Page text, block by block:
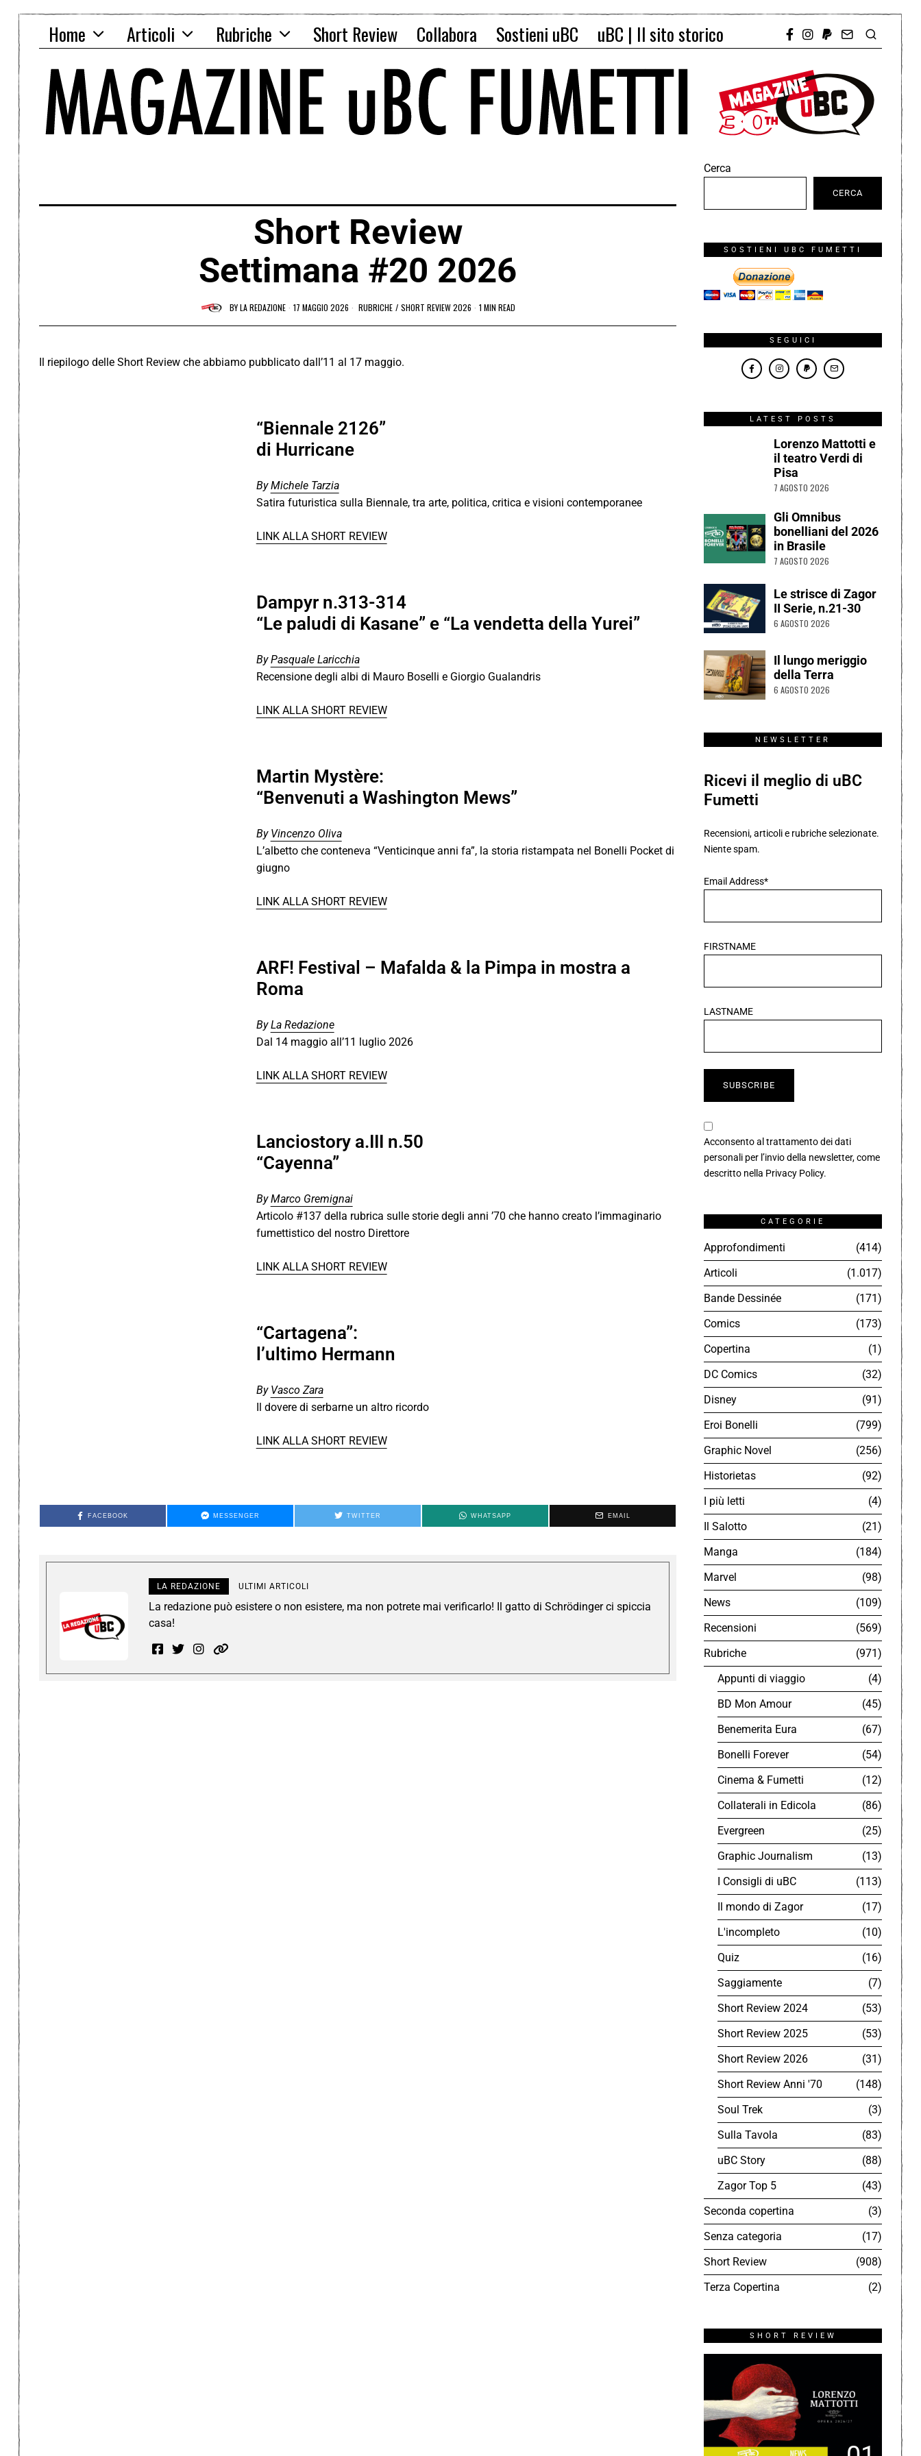
Home Articoli Rubriche Short Review Collabora Sostieni uBC uBC | Il sito storico
Short Review
Settimana #20 2026
BYLA REDAZIONE 17 MAGGIO 2026 RUBRICHE / SHORT REVIEW 2026 1 MIN READ
Il riepilogo delle Short Review che abbiamo pubblicato dall’11 al 17 maggio.
“Biennale 2126”
di Hurricane
ByMichele Tarzia
Satira futuristica sulla Biennale, tra arte, politica, critica e visioni contemporanee
LINK ALLA SHORT REVIEW
Dampyr n.313-314
“Le paludi di Kasane” e “La vendetta della Yurei”
ByPasquale Laricchia
Recensione degli albi di Mauro Boselli e Giorgio Gualandris
LINK ALLA SHORT REVIEW
Martin Mystère:
“Benvenuti a Washington Mews”
By Vincenzo Oliva
L’albetto che conteneva “Venticinque anni fa”, la storia ristampata nel Bonelli Pocket di
giugno
LINK ALLA SHORT REVIEW
ARF! Festival – Mafalda & la Pimpa in mostra a
Roma
ByLa Redazione
Dal 14 maggio all’11 luglio 2026
LINK ALLA SHORT REVIEW
Lanciostory a.III n.50
“Cayenna”
ByMarco Gremignai
Articolo #137 della rubrica sulle storie degli anni ’70 che hanno creato l’immaginario
fumettistico del nostro Direttore
LINK ALLA SHORT REVIEW
“Cartagena”:
l’ultimo Hermann
By Vasco Zara
Il dovere di serbarne un altro ricordo
LINK ALLA SHORT REVIEW
FACEBOOK MESSENGER TWITTER WHATSAPP EMAIL
LA REDAZIONE ULTIMI ARTICOLI
La redazione può esistere o non esistere, ma non potrete mai verificarlo! Il gatto di Schrödinger ci spiccia
casa!
Cerca
CERCA
SOSTIENI UBC FUMETTI
SEGUICI
LATEST POSTS
Lorenzo Mattotti e
il teatro Verdi di
Pisa
7 AGOSTO 2026
Gli Omnibus
bonelliani del 2026
in Brasile
7 AGOSTO 2026
Le strisce di Zagor
II Serie, n.21-30
6 AGOSTO 2026
Il lungo meriggio
della Terra
6 AGOSTO 2026
NEWSLETTER
Ricevi il meglio di uBC
Fumetti
Recensioni, articoli e rubriche selezionate.
Niente spam.
Email Address*
FIRSTNAME
LASTNAME
Acconsento al trattamento dei dati
personali per l’invio della newsletter, come
descritto nella Privacy Policy.
CATEGORIE
Approfondimenti
414
Articoli
1.017
Bande Dessinée
171
Comics
173
Copertina
1
DC Comics
32
Disney
91
Eroi Bonelli
799
Graphic Novel
256
Historietas
92
I più letti
4
Il Salotto
21
Manga
184
Marvel
98
News
109
Recensioni
569
Rubriche
971
Appunti di viaggio
4
BD Mon Amour
45
Benemerita Eura
67
Bonelli Forever
54
Cinema & Fumetti
12
Collaterali in Edicola
86
Evergreen
25
Graphic Journalism
13
I Consigli di uBC
113
Il mondo di Zagor
17
L'incompleto
10
Quiz
16
Saggiamente
7
Short Review 2024
53
Short Review 2025
53
Short Review 2026
31
Short Review Anni '70
148
Soul Trek
3
Sulla Tavola
83
uBC Story
88
Zagor Top 5
43
Seconda copertina
3
Senza categoria
17
Short Review
908
Terza Copertina
2
SHORT REVIEW